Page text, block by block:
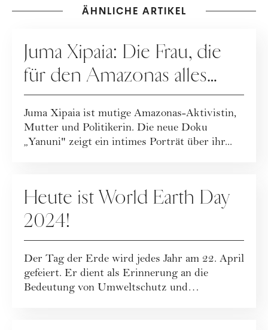
ÄHNLICHE ARTIKEL
Juma Xipaia: Die Frau, die
für den Amazonas alles
riskiert
Juma Xipaia ist mutige Amazonas-Aktivistin,
Mutter und Politikerin. Die neue Doku
„Yanuni" zeigt ein intimes Porträt über ihr...
Heute ist World Earth Day
2024!
Der Tag der Erde wird jedes Jahr am 22. April
gefeiert. Er dient als Erinnerung an die
Bedeutung von Umweltschutz und